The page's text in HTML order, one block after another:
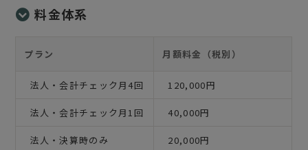
料金体系
プラン 月額料金（税別）
法人・会計チェック月4回 120,000円
法人・会計チェック月1回 40,000円
法人・決算時のみ 20,000円